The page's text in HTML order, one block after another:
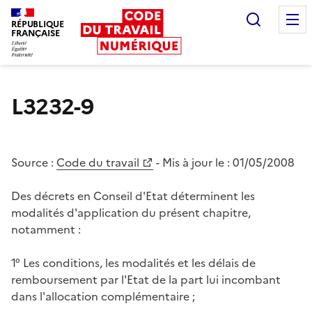
RÉPUBLIQUE
FRANÇAISE
L3232-9
Source : Code du travail - Mis à jour le : 01/05/2008
Des décrets en Conseil d'Etat déterminent les
modalités d'application du présent chapitre,
notamment :
1° Les conditions, les modalités et les délais de
remboursement par l'Etat de la part lui incombant
dans l'allocation complémentaire ;